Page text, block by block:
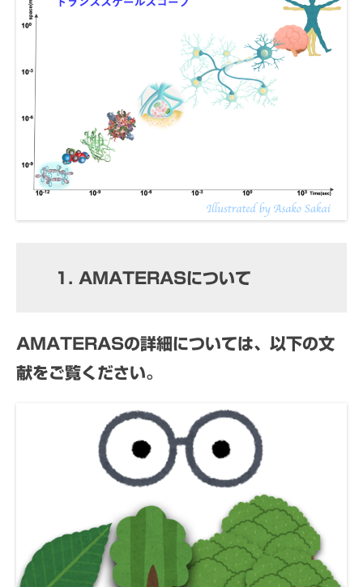
1. AMATERASについて
AMATERASの詳細については、以下の文
献をご覧ください。